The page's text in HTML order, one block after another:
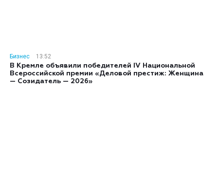
Бизнес
13:52
В Кремле объявили победителей IV Национальной
Всероссийской премии «Деловой престиж: Женщина
— Созидатель — 2026»